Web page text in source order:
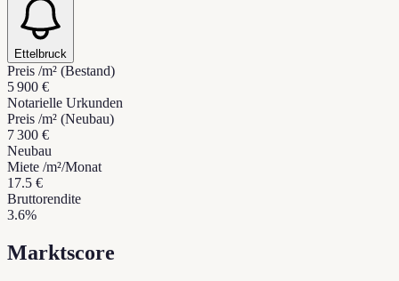
Ettelbruck
Preis /m² (Bestand)
5 900 €
Notarielle Urkunden
Preis /m² (Neubau)
7 300 €
Neubau
Miete /m²/Monat
17.5 €
Bruttorendite
3.6%
Marktscore